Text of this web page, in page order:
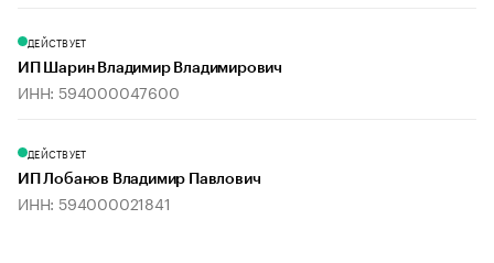
ДЕЙСТВУЕТ
ИП Шарин Владимир Владимирович
ИНН: 594000047600
ДЕЙСТВУЕТ
ИП Лобанов Владимир Павлович
ИНН: 594000021841